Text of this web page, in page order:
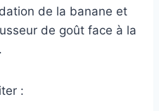
de la banane et
de goût face à la
: